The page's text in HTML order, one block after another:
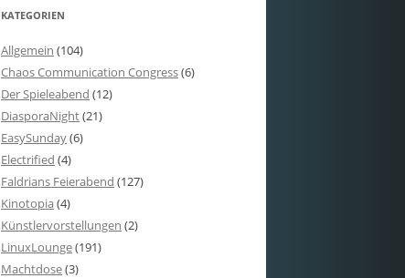
KATEGORIEN
Allgemein (104)
Chaos Communication Congress(6)
Der Spieleabend (12)
DiasporaNight(21)
EasySunday(6)
Electrified (4)
Faldrians Feierabend (127)
Kinotopia(4)
Künstlervorstellungen (2)
LinuxLounge(191)
Machtdose(3)